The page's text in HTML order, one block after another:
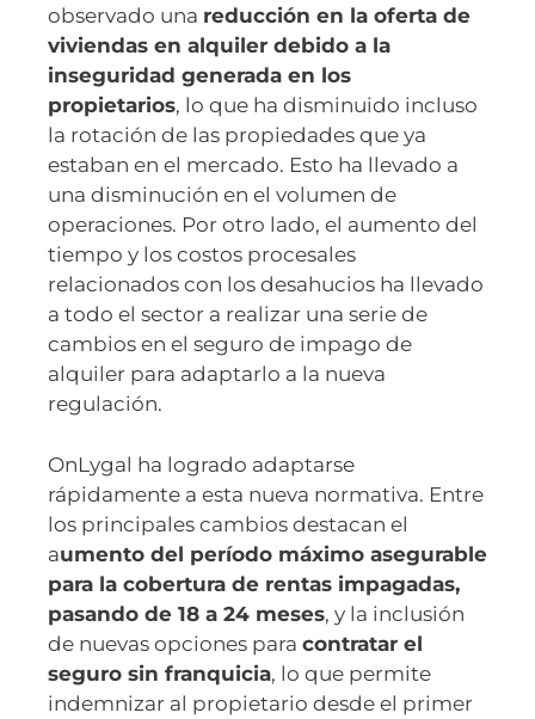
observado una reducción en la oferta de
viviendas en alquiler debido a la
inseguridad generada en los
propietarios, lo que ha disminuido incluso
la rotación de las propiedades que ya
estaban en el mercado. Esto ha llevado a
una disminución en el volumen de
operaciones. Por otro lado, el aumento del
tiempo y los costos procesales
relacionados con los desahucios ha llevado
a todo el sector a realizar una serie de
cambios en el seguro de impago de
alquiler para adaptarlo a la nueva
regulación.
OnLygal ha logrado adaptarse
rápidamente a esta nueva normativa. Entre
los principales cambios destacan el
aumento del período máximo asegurable
para la cobertura de rentas impagadas,
pasando de 18 a 24 meses, y la inclusión
de nuevas opciones para contratar el
seguro sin franquicia, lo que permite
indemnizar al propietario desde el primer